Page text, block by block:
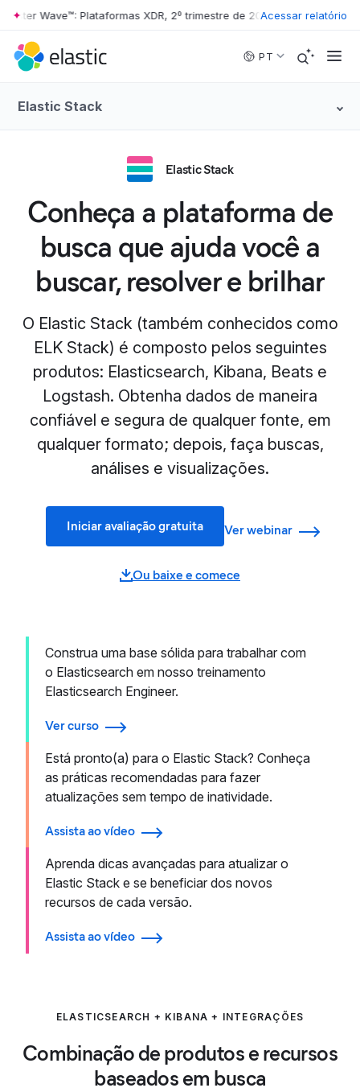
Skip to main content
Wave™: Plataformas XDR, 2º trimestre de 2026 • The Forrester
Acessar relatório
PT
Elastic Stack
Elastic Stack
Conheça a plataforma de
busca que ajuda você a
buscar, resolver e brilhar
O Elastic Stack (também conhecidos como
ELK Stack) é composto pelos seguintes
produtos: Elasticsearch, Kibana, Beats e
Logstash. Obtenha dados de maneira
confiável e segura de qualquer fonte, em
qualquer formato; depois, faça buscas,
análises e visualizações.
Iniciar avaliação gratuita Ver webinar
Ou baixe e comece
Construa uma base sólida para trabalhar com
o Elasticsearch em nosso treinamento
Elasticsearch Engineer.
Ver curso
Está pronto(a) para o Elastic Stack? Conheça
as práticas recomendadas para fazer
atualizações sem tempo de inatividade.
Assista ao vídeo
Aprenda dicas avançadas para atualizar o
Elastic Stack e se beneficiar dos novos
recursos de cada versão.
Assista ao vídeo
ELASTICSEARCH + KIBANA + INTEGRAÇÕES
Combinação de produtos e recursos
baseados em busca